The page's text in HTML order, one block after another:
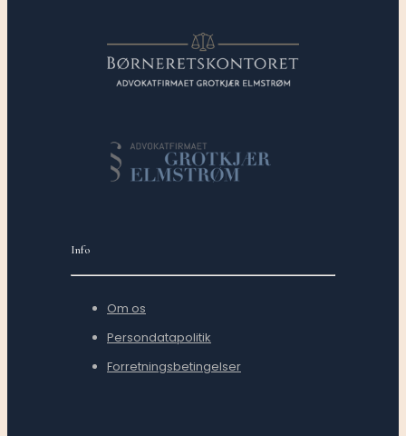
Info
Om os
Persondatapolitik
Forretningsbetingelser